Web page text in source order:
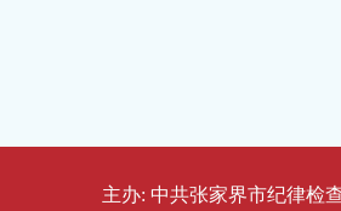
主办: 中共张家界市纪律检